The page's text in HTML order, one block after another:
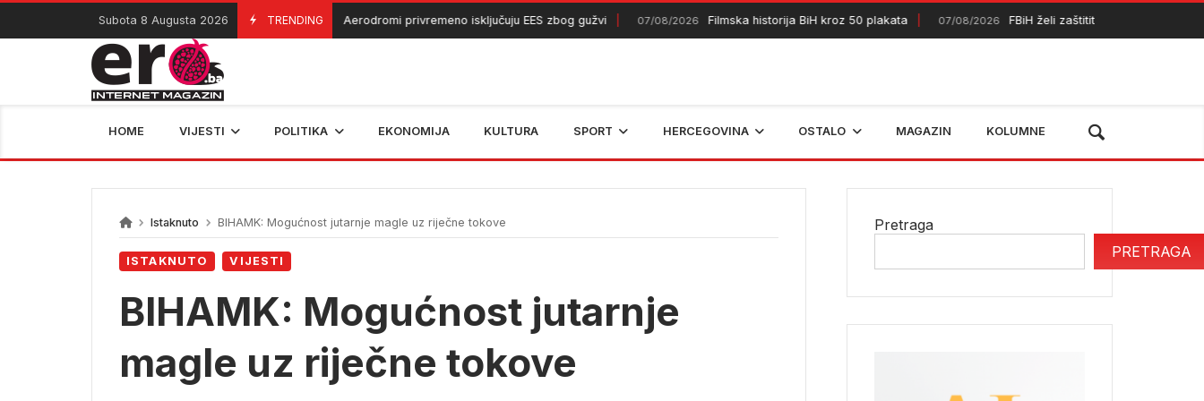
Skip
content
Subota 8 Augusta 2026 TRENDING
07/08/2026 Aerodromi privremeno isključuju EES zbog gužvi 07/08/2026 Filmska historija BiH kroz 50 plakata 07/08/2026 FBiH želi zaštititi dodatnih 50.000
HOME VIJESTI POLITIKA EKONOMIJA KULTURA SPORT HERCEGOVINA OSTALO MAGAZIN KOLUMNE
Istaknuto BIHAMK: Mogućnost jutarnje magle uz riječne tokove
ISTAKNUTO VIJESTI
BIHAMK: Mogućnost jutarnje
magle uz riječne tokove
Pretraga
PRETRAGA